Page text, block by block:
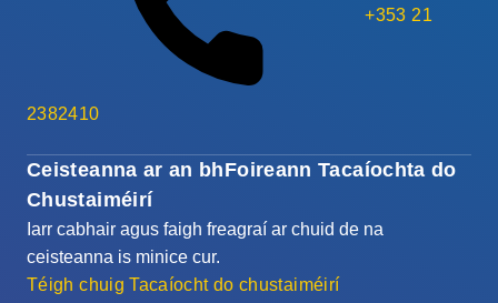
Ceisteanna ar an bhFoireann Tacaíochta do
Chustaiméirí
Iarr cabhair agus faigh freagraí ar chuid de na
ceisteanna is minice cur.
Téigh chuig Tacaíocht do chustaiméirí
+353 21
2382410